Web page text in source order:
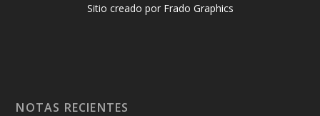
Sitio creado por Frado Graphics
NOTAS RECIENTES